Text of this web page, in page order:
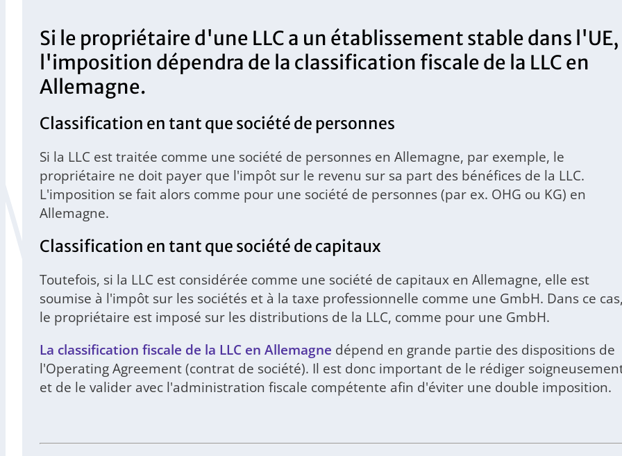
Si le propriétaire d'une LLC a un établissement stable dans l'UE,
l'imposition dépendra de la classification fiscale de la LLC en
Allemagne.
Classification en tant que société de personnes
Si la LLC est traitée comme une société de personnes en Allemagne, par exemple, le
propriétaire ne doit payer que l'impôt sur le revenu sur sa part des bénéfices de la LLC.
L'imposition se fait alors comme pour une société de personnes (par ex. OHG ou KG) en
Allemagne.
Classification en tant que société de capitaux
Toutefois, si la LLC est considérée comme une société de capitaux en Allemagne, elle est
soumise à l'impôt sur les sociétés et à la taxe professionnelle comme une GmbH. Dans ce
le propriétaire est imposé sur les distributions de la LLC, comme pour une GmbH.
La classification fiscale de la LLC en Allemagne dépend en grande partie des dispositions de
l'Operating Agreement (contrat de société). Il est donc important de le rédiger
et de le valider avec l'administration fiscale compétente afin d'éviter une double imposition.